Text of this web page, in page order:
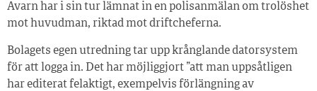
Avarn har i sin tur lämnat in en polisanmälan om trolöshet
mot huvudman, riktad mot driftcheferna.
Bolagets egen utredning tar upp krånglande datorsystem
för att logga in. Det har möjliggjort ”att man uppsåtligen
har editerat felaktigt, exempelvis förlängning av